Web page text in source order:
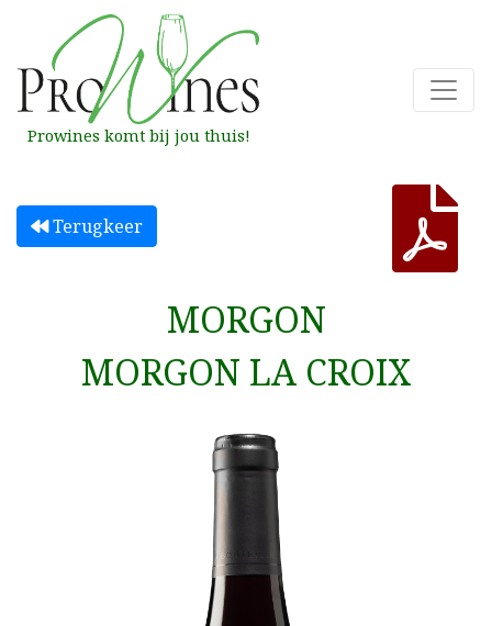
Prowines komt bij jou thuis!
Terugkeer
MORGON
MORGON LA CROIX